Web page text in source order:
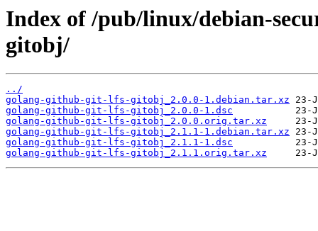
Index of /pub/linux/debian-
gitobj/
../
golang-github-git-lfs-gitobj_2.0.0-1.debian.tar.xz
golang-github-git-lfs-gitobj_2.0.0-1.dsc
golang-github-git-lfs-gitobj_2.0.0.orig.tar.xz
golang-github-git-lfs-gitobj_2.1.1-1.debian.tar.xz
golang-github-git-lfs-gitobj_2.1.1-1.dsc
golang-github-git-lfs-gitobj_2.1.1.orig.tar.xz